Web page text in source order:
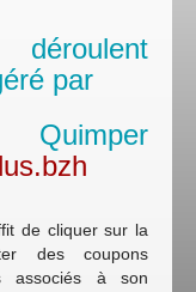
par
de cliquer sur la
des coupons
associés à son